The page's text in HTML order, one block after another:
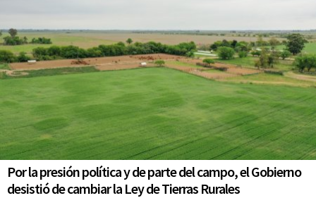
Por la presión política y de parte del campo, el Gobierno
desistió de cambiar la Ley de Tierras Rurales